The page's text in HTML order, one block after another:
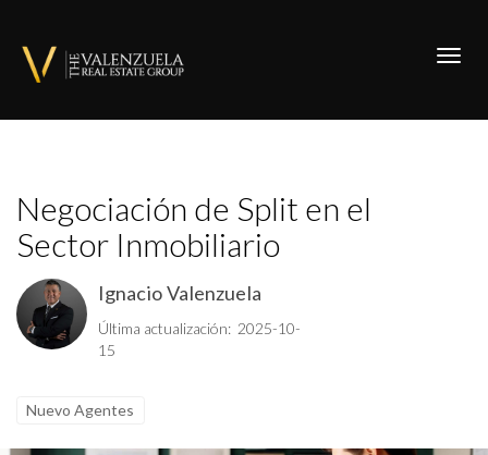
Negociación de Split en el
Sector Inmobiliario
Ignacio Valenzuela
Última actualización: 2025-10-
15
Nuevo Agentes